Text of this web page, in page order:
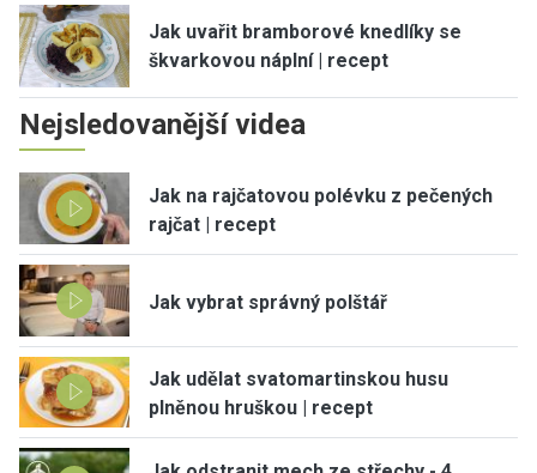
Jak uvařit bramborové knedlíky se
škvarkovou náplní | recept
Nejsledovanější videa
Jak na rajčatovou polévku z pečených
rajčat | recept
Jak vybrat správný polštář
Jak udělat svatomartinskou husu
plněnou hruškou | recept